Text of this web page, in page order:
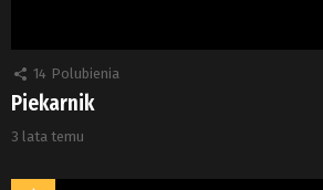
14 Polubienia
Piekarnik
3 lata temu